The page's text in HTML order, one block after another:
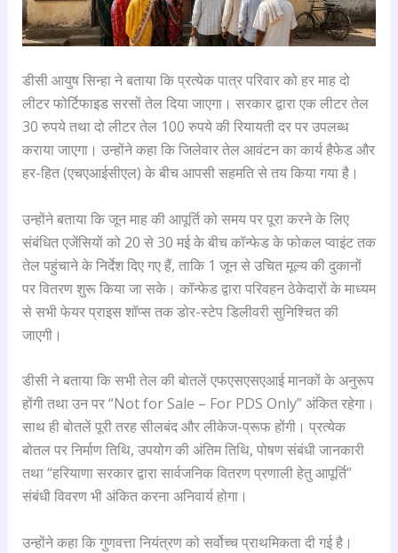
डीसी आयुष सिन्हा ने बताया कि प्रत्येक पात्र परिवार को हर माह दो
लीटर फोर्टिफाइड सरसों तेल दिया जाएगा। सरकार द्वारा एक लीटर तेल
30 रुपये तथा दो लीटर तेल 100 रुपये की रियायती दर पर उपलब्ध
कराया जाएगा। उन्होंने कहा कि जिलेवार तेल आवंटन का कार्य हैफेड और
हर-हित (एचएआईसीएल) के बीच आपसी सहमति से तय किया गया है।
उन्होंने बताया कि जून माह की आपूर्ति को समय पर पूरा करने के लिए
संबंधित एजेंसियों को 20 से 30 मई के बीच कॉन्फेड के फोकल प्वाइंट तक
तेल पहुंचाने के निर्देश दिए गए हैं, ताकि 1 जून से उचित मूल्य की दुकानों
पर वितरण शुरू किया जा सके। कॉन्फेड द्वारा परिवहन ठेकेदारों के माध्यम
से सभी फेयर प्राइस शॉप्स तक डोर-स्टेप डिलीवरी सुनिश्चित की
जाएगी।
डीसी ने बताया कि सभी तेल की बोतलें एफएसएसएआई मानकों के अनुरूप
होंगी तथा उन पर “Not for Sale – For PDS Only” अंकित रहेगा।
साथ ही बोतलें पूरी तरह सीलबंद और लीकेज-प्रूफ होंगी। प्रत्येक
बोतल पर निर्माण तिथि, उपयोग की अंतिम तिथि, पोषण संबंधी जानकारी
तथा “हरियाणा सरकार द्वारा सार्वजनिक वितरण प्रणाली हेतु आपूर्ति”
संबंधी विवरण भी अंकित करना अनिवार्य होगा।
उन्होंने कहा कि गुणवत्ता नियंत्रण को सर्वोच्च प्राथमिकता दी गई है।